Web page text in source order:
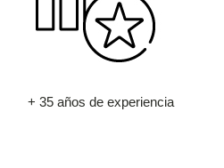
+ 35 años de experiencia